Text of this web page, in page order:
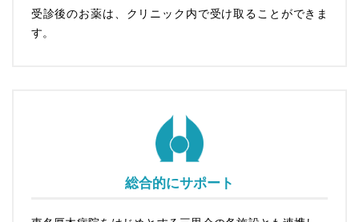
受診後のお薬は、クリニック内で受け取ることができま
す。
総合的にサポート